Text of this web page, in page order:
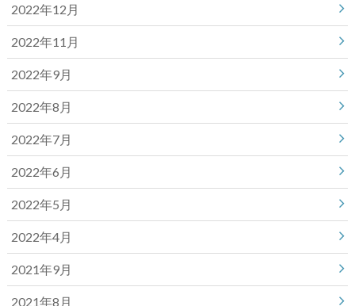
2022年12月
2022年11月
2022年9月
2022年8月
2022年7月
2022年6月
2022年5月
2022年4月
2021年9月
2021年8月